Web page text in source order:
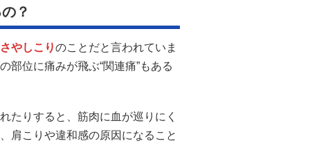
？
やしこりのことだと言われていま
部位に痛みが飛ぶ“関連痛”もある
たりすると、筋肉に血が巡りにく
肩こりや違和感の原因になること